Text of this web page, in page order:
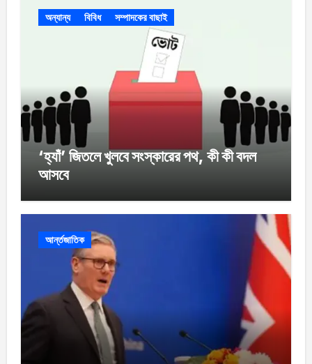
অন্যান্য বিবিধ সম্পাদকের বাছাই
‘হ্যাঁ’ জিতলে খুলবে সংস্কারের পথ, কী কী বদল
আসবে
আর্ন্তজাতিক